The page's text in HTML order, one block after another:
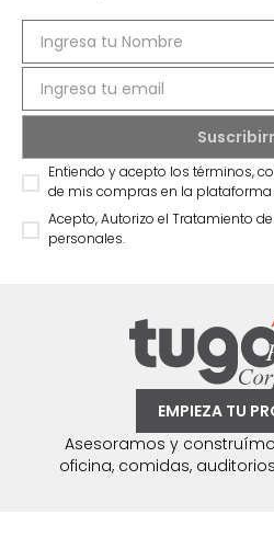
Entiendo y acepto los términos,
de mis compras en la plataforma
Acepto, Autorizo el Tratamiento
personales.
EMPIEZA TU
Asesoramos y
oficina, comidas,